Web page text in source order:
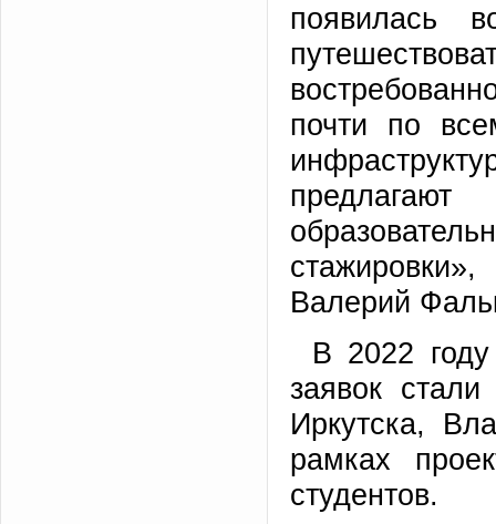
появилась
почти по
Валерий
В 2022
заявок стали
Иркутска,
рамках
студентов.